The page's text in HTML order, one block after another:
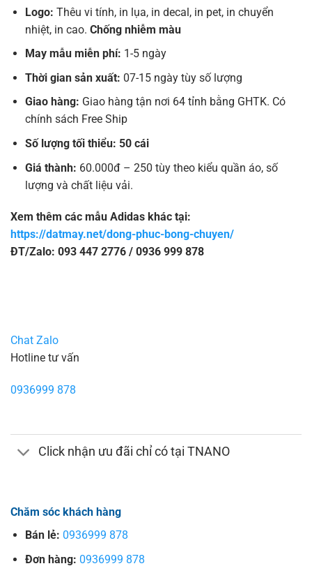
Logo: Thêu vi tính, in lụa, in decal, in pet, in chuyển
nhiệt, in cao. Chống nhiễm màu
May mẫu miễn phí: 1-5 ngày
Thời gian sản xuất: 07-15 ngày tùy số lượng
Giao hàng: Giao hàng tận nơi 64 tỉnh bằng GHTK. Có
chính sách Free Ship
Số lượng tối thiểu: 50 cái
Giá thành: 60.000đ – 250 tùy theo kiểu quần áo, số
lượng và chất liệu vải.
Xem thêm các mẫu Adidas khác tại:
https://datmay.net/dong-phuc-bong-chuyen/
ĐT/Zalo: 093 447 2776 / 0936 999 878
Chat Zalo
Hotline tư vấn
0936999 878
Click nhận ưu đãi chỉ có tại TNANO
Chăm sóc khách hàng
Bán lẻ: 0936999 878
Đơn hàng: 0936999 878